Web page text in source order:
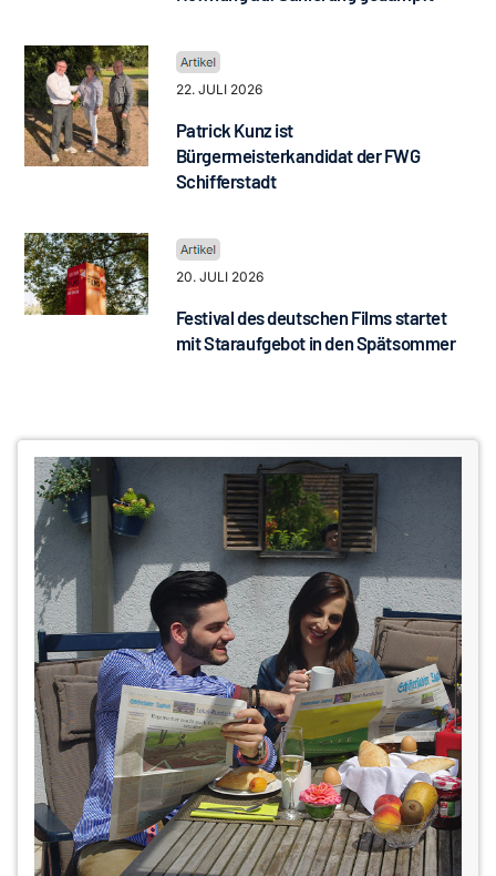
22. JULI 2026
Patrick Kunz ist
Bürgermeisterkandidat der FWG
Schifferstadt
20. JULI 2026
Festival des deutschen Films startet
mit Staraufgebot in den Spätsommer